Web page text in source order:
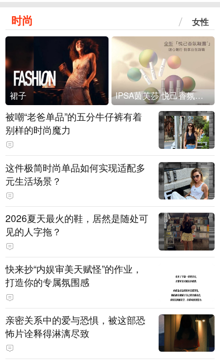
时尚 女性
裙子 IPSA茵芙莎 悦己香氛凝露上市
被嘲“老爸单品”的五分牛仔裤有着
别样的时尚魔力
这件极简时尚单品如何实现适配多
元生活场景？
2026夏天最火的鞋，居然是随处可
见的人字拖？
快来抄“内娱审美天赋怪”的作业，
打造你的专属氛围感
亲密关系中的爱与恐惧，被这部恐
怖片诠释得淋漓尽致